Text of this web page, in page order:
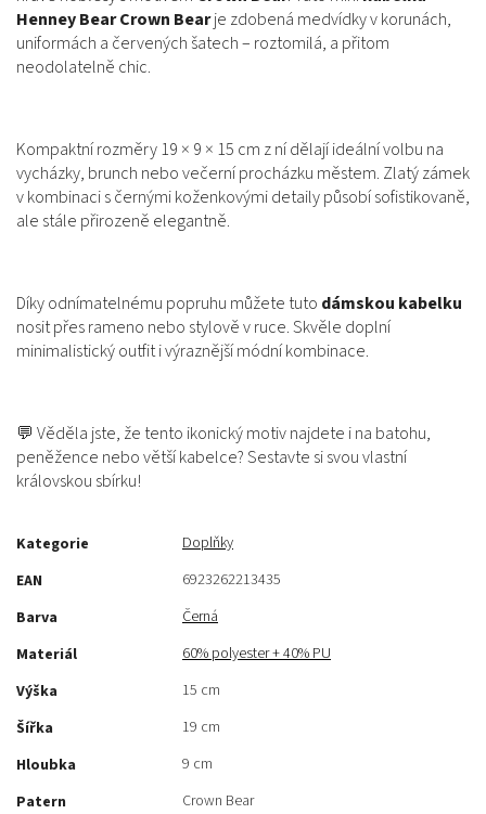
Henney Bear Crown Bearje zdobená medvídky v korunách,
uniformách a červených šatech – roztomilá, a přitom
neodolatelně chic.
Kompaktní rozměry 19 × 9 × 15 cm z ní dělají ideální volbu na
vycházky, brunch nebo večerní procházku městem. Zlatý zámek
v kombinaci s černými koženkovými detaily působí sofistikovaně,
ale stále přirozeně elegantně.
Díky odnímatelnému popruhu můžete tuto dámskou kabelku
nosit přes rameno nebo stylově v ruce. Skvěle doplní
minimalistický outfit i výraznější módní kombinace.
💬 Věděla jste, že tento ikonický motiv najdete i na batohu,
peněžence nebo větší kabelce? Sestavte si svou vlastní
královskou sbírku!
Kategorie
Doplňky
EAN
6923262213435
Barva
Černá
Materiál
60% polyester + 40% PU
Výška
15 cm
Šířka
19 cm
Hloubka
9 cm
Patern
Crown Bear